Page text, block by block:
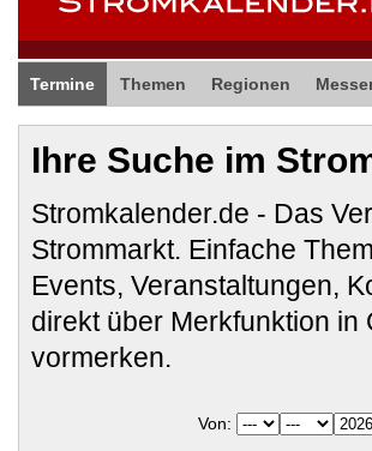
Termine Themen Regionen
Ihre Suche im
Stromkalender.de - Das
Strommarkt. Einfache
Events, Veranstaltungen,
direkt über Merkfunktion
vormerken.
Von: